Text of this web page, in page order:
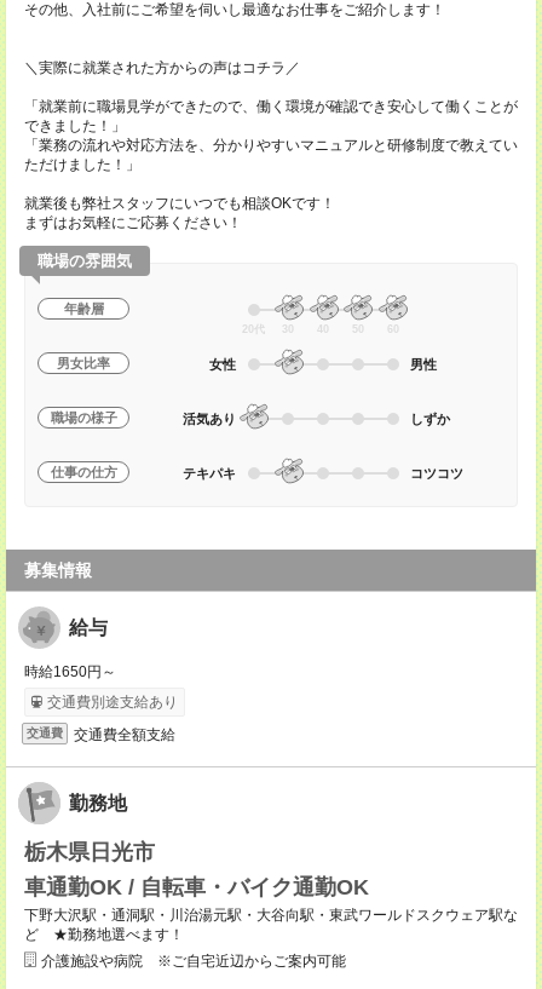
その他、入社前にご希望を伺いし最適なお仕事をご紹介します！
＼実際に就業された方からの声はコチラ／
「就業前に職場見学ができたので、働く環境が確認でき安心して働くことが
できました！」
「業務の流れや対応方法を、分かりやすいマニュアルと研修制度で教えてい
ただけました！」
就業後も弊社スタッフにいつでも相談OKです！
まずはお気軽にご応募ください！
職場の雰囲気
年齢層
20代 30 40 50 60
男女比率 女性 男性
職場の様子 活気あり しずか
仕事の仕方 テキパキ コツコツ
募集情報
給与
時給1650円～
交通費別途支給あり
交通費 交通費全額支給
勤務地
栃木県日光市
車通勤OK / 自転車・バイク通勤OK
下野大沢駅・通洞駅・川治湯元駅・大谷向駅・東武ワールドスクウェア駅な
ど ★勤務地選べます！
介護施設や病院 ※ご自宅近辺からご案内可能